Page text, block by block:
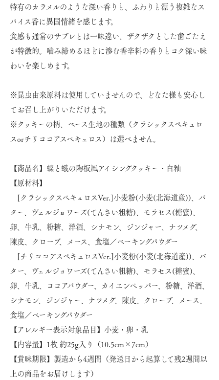
特有のカラメルのような深い香りと、ふわりと漂う複雑なス
パイス香に異国情緒を感じます。
食感も通常のサブレとは一味違い、ザクザクとした歯ごたえ
が特徴的。噛み締めるほどに滲む香辛料の香りとコク深い味
わいを楽しめます。
※昆虫由来原料は使用していませんので、どなた様も安心し
てお召し上がりいただけます。
※クッキーの柄、ベース生地の種類（クラシックスペキュロ
スorチリココアスペキュロス）は選べません。
【商品名】蝶と蛾の陶板風アイシングクッキー・白釉
【原材料】
[クラシックスペキュロスVer.]小麦粉(小麦(北海道産))、バ
ター、ヴェルジョワーズ(てんさい粗糖)、モラセス(糖蜜)、
卵、牛乳、粉糖、洋酒、シナモン、ジンジャー、ナツメグ、
陳皮、クローブ、メース、食塩／ベーキングパウダー
[チリココアスペキュロスVer.]小麦粉(小麦(北海道産))、バ
ター、ヴェルジョワーズ(てんさい粗糖)、モラセス(糖蜜)、
卵、牛乳、ココアパウダー、カイエンペッパー、粉糖、洋酒、
シナモン、ジンジャー、ナツメグ、陳皮、クローブ、メース、
食塩／ベーキングパウダー
【アレルギー表示対象品目】小麦・卵・乳
【内容量】1枚 約25g入り（10.5cm×7cm）
【賞味期限】製造から4週間（発送日から起算して残2週間以
上の商品をお届けします）